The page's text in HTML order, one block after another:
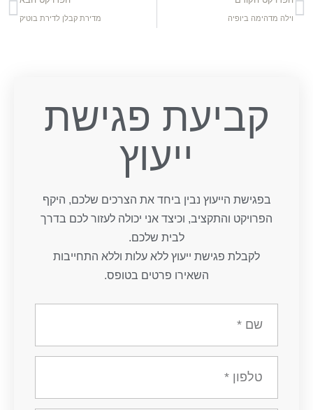
וילה מדהימה ביופיה מדירת קבלן לדירת בוטיק
קביעת פגישת
ייעוץ
בפגישת הייעוץ נבין ביחד את הצרכים שלכם, היקף
הפרויקט והתקציב, וכיצד אני יכולה לעזור לכם בדרך
לבית שלכם.
לקבלת פגישת ייעוץ ללא עלות וללא התחייבות
השאירו פרטים בטופס.